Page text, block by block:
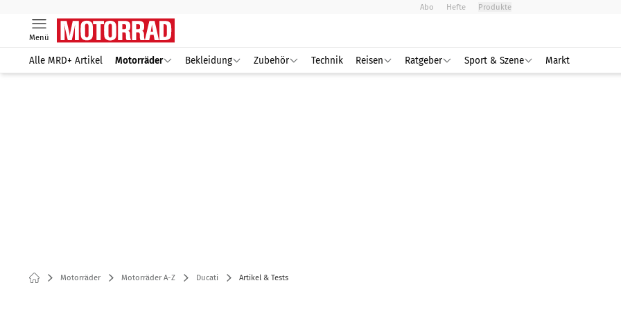
Abo Hefte Produkte
Menü
Alle MRD+ Artikel Motorräder Bekleidung Zubehör Technik Reisen Ratgeber Sport & Szene Markt
Motorräder Motorräder A-Z Ducati Artikel & Tests